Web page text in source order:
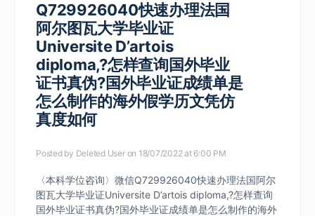
Q729926040快速办理法国
阿尔图瓦大学毕业证
Universite D’artois
diploma,?怎样查询国外毕业
证书真伪?国外毕业证成绩单是
怎么制作的海外假学历文凭仿
真度如何
Posted by Deleted User on 18/07/2022 at 6:00 PM
〈本科学位咨询〉微信Q729926040快速办理法国阿尔
图瓦大学毕业证Universite D’artois diploma,?怎样查询
国外毕业证书真伪?国外毕业证成绩单是怎么制作的海外